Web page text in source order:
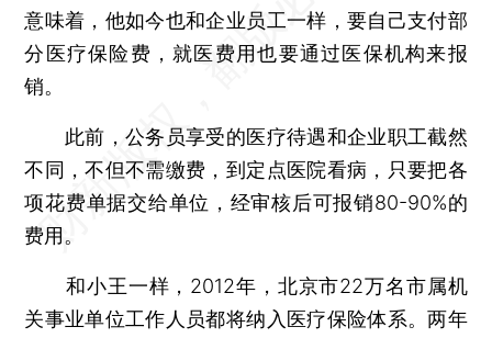
意味着，他如今也和企业员工一样，要自己支付部
分医疗保险费，就医费用也要通过医保机构来报
销。
此前，公务员享受的医疗待遇和企业职工截然
不同，不但不需缴费，到定点医院看病，只要把各
项花费单据交给单位，经审核后可报销80-90%的
费用。
和小王一样，2012年，北京市22万名市属机
关事业单位工作人员都将纳入医疗保险体系。两年